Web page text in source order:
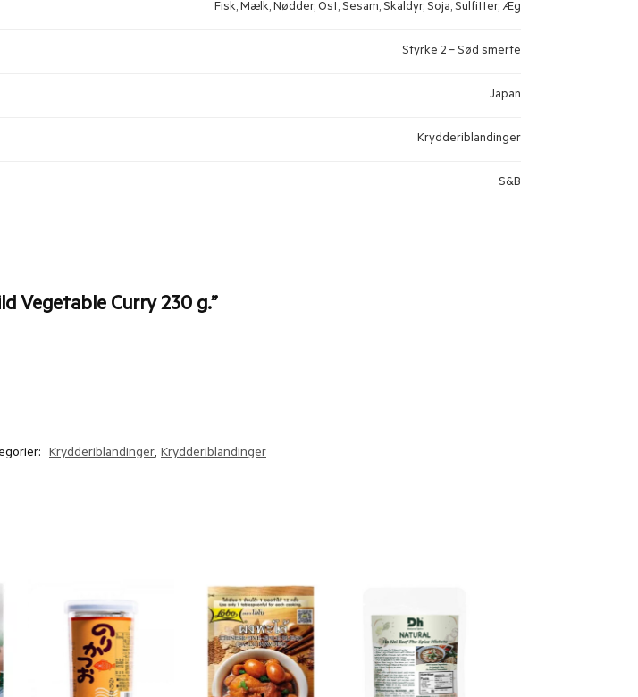
Fisk, Mælk, Nødder, Ost, Sesam, Skaldyr, Soja, Sulfitter, Æg
Styrke 2 – Sød smerte
Japan
Krydderiblandinger
S&B
Vegetable Curry 230 g.”
Krydderiblandinger, Krydderiblandinger